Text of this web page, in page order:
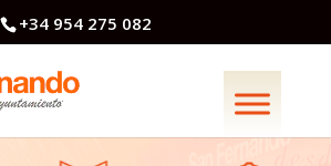
+34 954 275 082